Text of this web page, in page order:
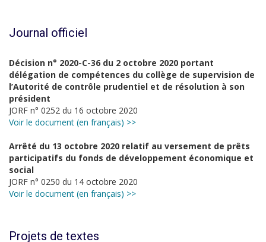
Journal officiel
Décision n° 2020-C-36 du 2 octobre 2020 portant
délégation de compétences du collège de supervision de
l’Autorité de contrôle prudentiel et de résolution à son
président
JORF n° 0252 du 16 octobre 2020
Voir le document (en français) >>
Arrêté du 13 octobre 2020 relatif au versement de prêts
participatifs du fonds de développement économique et
social
JORF n° 0250 du 14 octobre 2020
Voir le document (en français) >>
Projets de textes